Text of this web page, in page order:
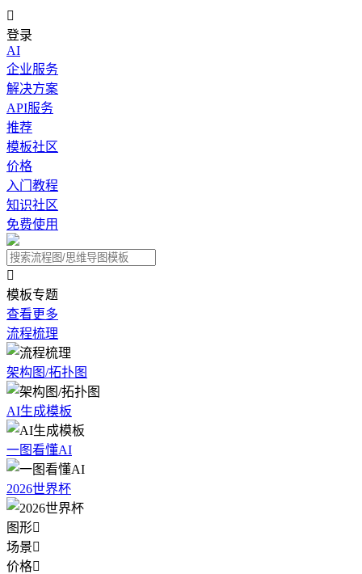

登录
AI
企业服务
解决方案
API服务
推荐
模板社区
价格
入门教程
知识社区
免费使用

模板专题
查看更多
流程梳理
架构图/拓扑图
AI生成模板
一图看懂AI
2026世界杯
图形
场景
价格